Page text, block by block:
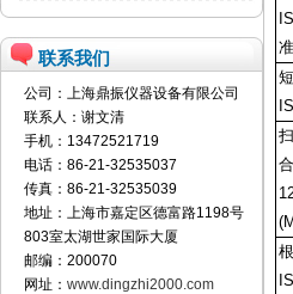
联系我们
公司：上海鼎振仪器设备有限公司
联系人：谢文清
手机：13472521719
电话：86-21-32535037
传真：86-21-32535039
地址：上海市嘉定区德富路1198号
803室太湖世家国际大厦
邮编：200070
网址： www.dingzhi2000.com
准